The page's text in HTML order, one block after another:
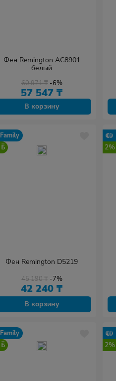
Фен Remington AC8901
белый
60 971₸ -6%
57 547 ₸
В корзину
Family
Фен Remington D5219
45 190₸ -7%
42 240 ₸
В корзину
2%
Family
2%